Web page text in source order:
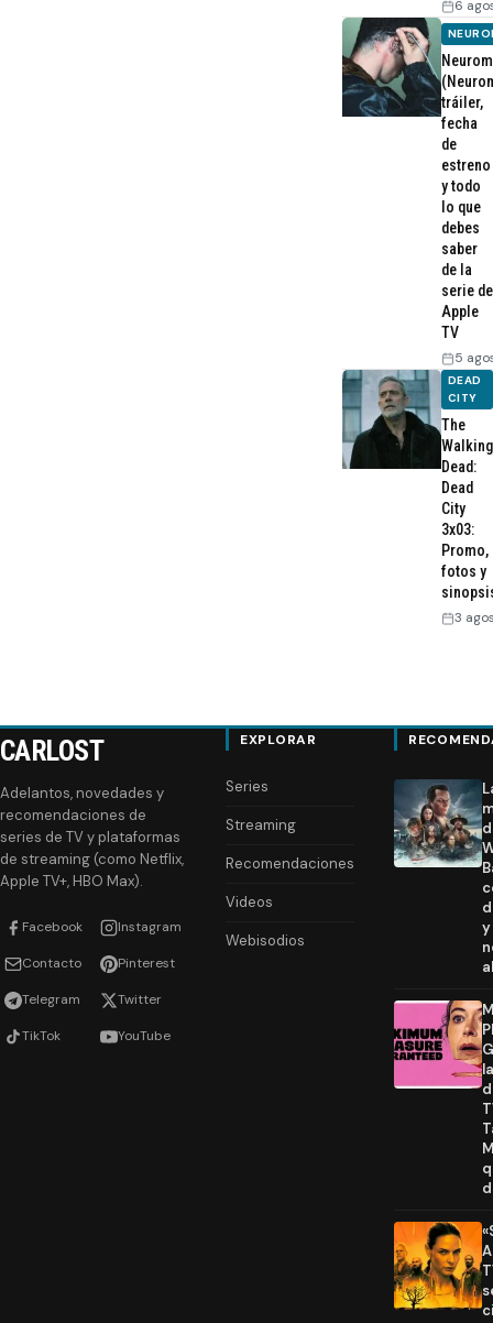
6
tráiler,
fecha
de
estreno
y todo
lo que
debes
saber
de la
serie de
Apple
TV
5
DEAD
CITY
The
Walking
Dead:
Dead
City
3x03:
Promo,
fotos y
3
CARLOST
Adelantos, novedades y
recomendaciones de
series de TV y plataformas
de streaming (como Netflix,
Apple TV+, HBO Max).
Facebook Instagram
Contacto Pinterest
Telegram Twitter
TikTok YouTube
EXPLORAR
Series
Streaming
Recomendaciones
Videos
Webisodios
y